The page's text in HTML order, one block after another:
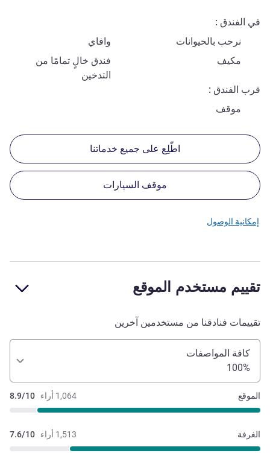
في الفندق
نرحب بالحيوانات
وافاي
مكيف
فندق خالٍ تمامًا من
التدخين
قرب الفندق
موقف
اطّلِع على جميع خدماتنا
موقف السيارات
إمكانية الوصول
تقييم مستخدم الموقع
تقييمات فنادقنا من مستخدمين آخرين
كافة المواصفات
100%
1,064 أراء 8.9/10 الموقع
1,513 أراء 7.6/10 الغرفة